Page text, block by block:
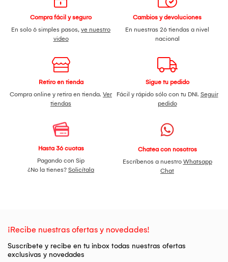
Control remoto
Manual de usuario
Bases
Tecnología QLEDque ofrece mayor brillo y colores más
vivos frente a TVs LED tradicionales.
Diseño framelessque maximiza la pantalla y mejora la
estética del espacio.
Google TV integrado
, más intuitivo y personalizable que
otros sistemas Smart TV.
procesamiento envolvente.
Procesador Mediatek MT9216
, rendimiento estable y fluido
para apps y streaming en 4K.
espacios modernos.
Compra fácil y seguro
En solo 6 simples pasos, ve nuestro
video
Cambios y devoluciones
En nuestras 26 tiendas a nivel
nacional
Retiro en tienda
Compra online y retira en tienda. Ver
tiendas
Sigue tu pedido
Fácil y rápido sólo con tu DNI. Seguir
pedido
Hasta 36 cuotas
Pagando con Sip
¿No la tienes? Solicítala
Chatea con nosotros
Escríbenos a nuestro Whatsapp
Chat
¡Recibe nuestras ofertas y novedades!
Suscríbete y recibe en tu inbox todas nuestras ofertas
exclusivas y novedades